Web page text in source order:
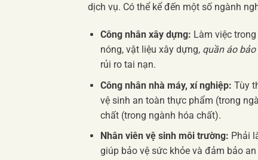
dịch vụ. Có thể kể đến một số ngành
Công nhân xây dựng: Làm việc
nóng, vật liệu xây dựng, quần áo
rủi ro tai nạn.
Công nhân nhà máy, xí nghiệp: Tùy
vệ sinh an toàn thực phẩm (trong
chất (trong ngành hóa chất).
Nhân viên vệ sinh môi trường: Phải
giúp bảo vệ sức khỏe và đảm bảo